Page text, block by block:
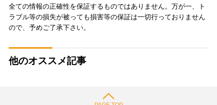
全ての情報の正確性を保証するものではありません。万が一、ト
ラブル等の損失が被っても損害等の保証は一切行っておりません
ので、予めご了承下さい。
他のオススメ記事